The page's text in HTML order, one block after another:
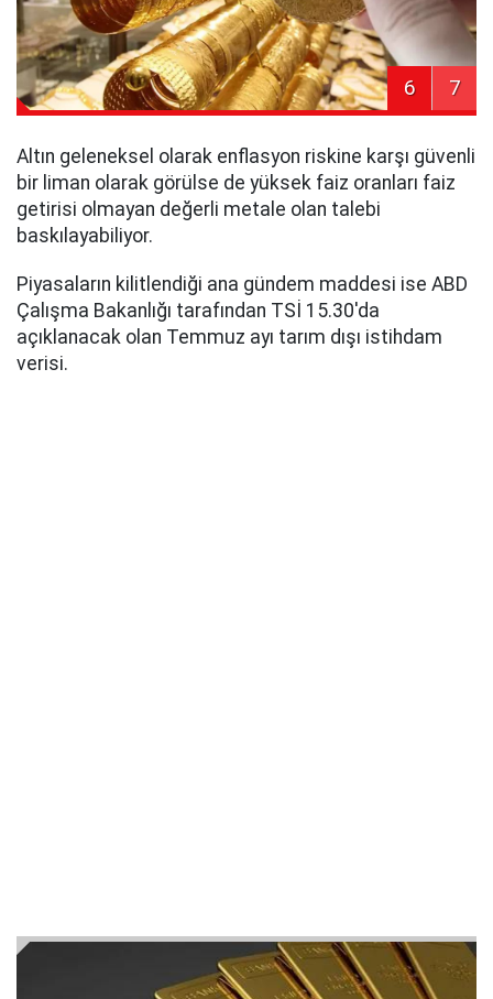
6 7
Altın geleneksel olarak enflasyon riskine karşı güvenli
bir liman olarak görülse de yüksek faiz oranları faiz
getirisi olmayan değerli metale olan talebi
baskılayabiliyor.
Piyasaların kilitlendiği ana gündem maddesi ise ABD
Çalışma Bakanlığı tarafından TSİ 15.30'da
açıklanacak olan Temmuz ayı tarım dışı istihdam
verisi.